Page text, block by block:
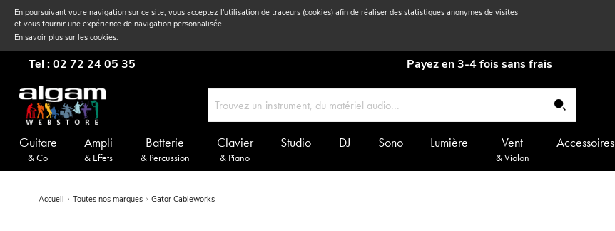
En poursuivant votre navigation sur ce site, vous acceptez l'utilisation de traceurs (cookies) afin de réaliser des statistiques anonymes de visites
et vous fournir une expérience de navigation personnalisée.
En savoir plus sur les cookies.
Tel : 02 72 24 05 35 Payez en 3-4 fois sans frais
Guitare
& Co
Ampli
& Effets
Batterie
& Percussion
Clavier
& Piano
Studio DJ Sono Lumière Vent
& Violon
Accessoires
Accueil Toutes nos marques Gator Cableworks